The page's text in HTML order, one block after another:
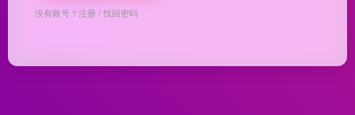
没有账号？注册/找回密码